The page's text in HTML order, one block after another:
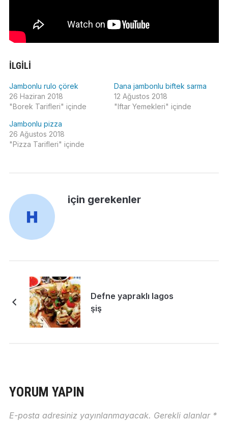
İLGILI
Jambonlu rulo çörek
26 Haziran 2018
"Borek Tarifleri" içinde
Dana jambonlu biftek sarma
12 Ağustos 2018
"Iftar Yemekleri" içinde
Jambonlu pizza
26 Ağustos 2018
"Pizza Tarifleri" içinde
için gerekenler
Defne yapraklı lagos
şiş
YORUM YAPIN
E-posta adresiniz yayınlanmayacak. Gerekli alanlar *